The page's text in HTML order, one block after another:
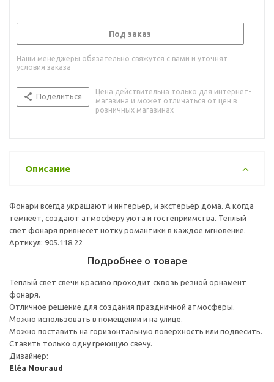
Под заказ
Наши менеджеры обязательно свяжутся с вами и уточнят
условия заказа
Поделиться
Цена действительна только для интернет-
магазина и может отличаться от цен в
розничных магазинах
Описание
Фонари всегда украшают и интерьер, и экстерьер дома. А когда
темнеет, создают атмосферу уюта и гостеприимства. Теплый
свет фонаря привнесет нотку романтики в каждое мгновение.
Артикул: 905.118.22
Подробнее о товаре
Теплый свет свечи красиво проходит сквозь резной орнамент
фонаря.
Отличное решение для создания праздничной атмосферы.
Можно использовать в помещении и на улице.
Можно поставить на горизонтальную поверхность или подвесить.
Ставить только одну греющую свечу.
Дизайнер:
Eléa Nouraud